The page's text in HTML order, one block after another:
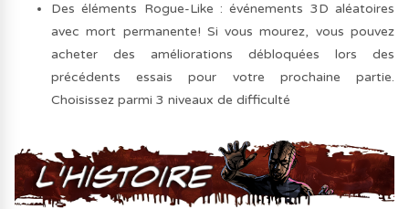
Des éléments Rogue-Like : événements 3D aléatoires
avec mort permanente! Si vous mourez, vous pouvez
acheter des améliorations débloquées lors des
précédents essais pour votre prochaine partie.
Choisissez parmi 3 niveaux de difficulté